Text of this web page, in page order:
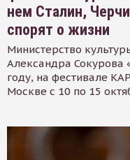
нем Сталин,
спорят о жизни
Министерство
Александра Сокурова
году, на фестивале
Москве с 10 по 15